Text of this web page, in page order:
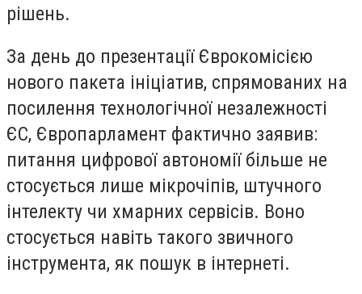
рішень.
За день до презентації Єврокомісією
нового пакета ініціатив, спрямованих на
посилення технологічної незалежності
ЄС, Європарламент фактично заявив:
питання цифрової автономії більше не
стосується лише мікрочіпів, штучного
інтелекту чи хмарних сервісів. Воно
стосується навіть такого звичного
інструмента, як пошук в інтернеті.